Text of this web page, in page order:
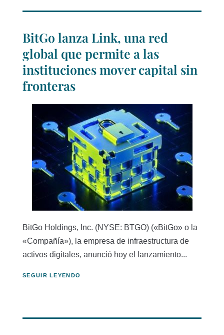
BitGo lanza Link, una red
global que permite a las
instituciones mover capital sin
fronteras
BitGo Holdings, Inc. (NYSE: BTGO) («BitGo» o la
«Compañía»), la empresa de infraestructura de
activos digitales, anunció hoy el lanzamiento...
SEGUIR LEYENDO